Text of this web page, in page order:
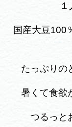
国産大豆100
たっぷりの
暑くて食欲
つるっと